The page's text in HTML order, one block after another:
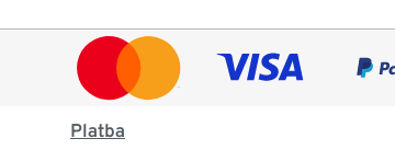
Platba